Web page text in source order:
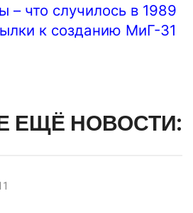
– что случилось в 1989
к созданию МиГ-31
ЕЩЁ НОВОСТИ: